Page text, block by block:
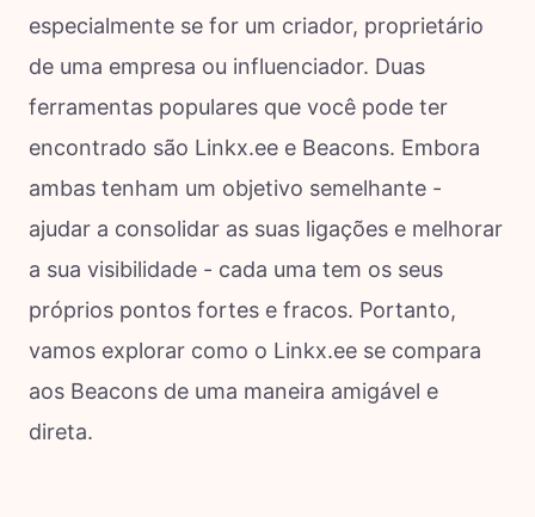
especialmente se for um criador, proprietário
de uma empresa ou influenciador. Duas
ferramentas populares que você pode ter
encontrado são Linkx.ee e Beacons. Embora
ambas tenham um objetivo semelhante -
ajudar a consolidar as suas ligações e melhorar
a sua visibilidade - cada uma tem os seus
próprios pontos fortes e fracos. Portanto,
vamos explorar como o Linkx.ee se compara
aos Beacons de uma maneira amigável e
direta.